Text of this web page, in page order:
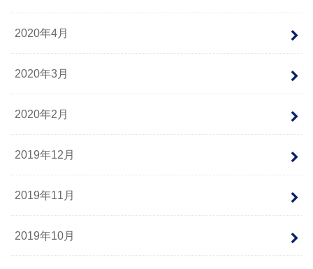
2020年4月
2020年3月
2020年2月
2019年12月
2019年11月
2019年10月